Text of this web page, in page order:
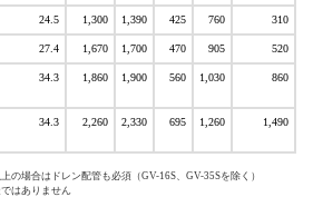
24.5 1,300 1,390 425 760 310
27.4 1,670 1,700 470 905 520
34.3 1,860 1,900 560 1,030 860
34.3 2,260 2,330 695 1,260 1,490
の場合はドレン配管も必須（GV-16S、GV-35Sを除く）
はありません